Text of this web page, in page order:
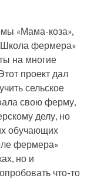
«Мама-коза»,
фермера»
на многие
проект дал
сельское
свою ферму,
делу, но
обучающих
фермера»
но и
что-то